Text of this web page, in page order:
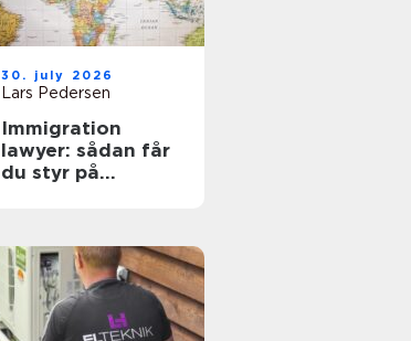
30. july 2026
Lars Pedersen
Immigration
lawyer: sådan får
du styr på